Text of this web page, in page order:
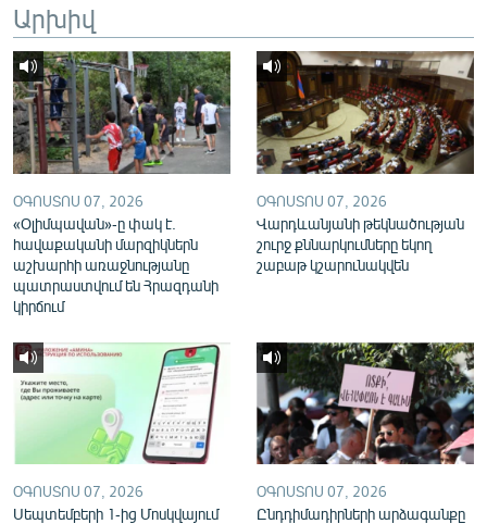
Հայերեն
English
Русский
ՀԵՏԵՎԵՔ ՄԵԶ
«Ազատության» բոլոր կայքերը
Արխիվ
ՕԳՈՍՏՈՍ 07, 2026
«Օլիմպավան»-ը փակ է.
հավաքականի մարզիկներն
աշխարհի առաջնությանը
պատրաստվում են Հրազդանի
կիրճում
ՕԳՈՍՏՈՍ 07, 2026
Վարդևանյանի թեկնածության
շուրջ քննարկումները եկող
շաբաթ կշարունակվեն
ՕԳՈՍՏՈՍ 07, 2026
Սեպտեմբերի 1-ից Մոսկվայում
ՕԳՈՍՏՈՍ 07, 2026
Ընդդիմադիրների արձագանքը